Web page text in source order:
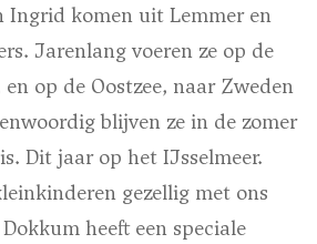
Ingrid komen uit Lemmer en
Jarenlang voeren ze op de
op de Oostzee, naar Zweden
blijven ze in de zomer
Dit jaar op het IJsselmeer.
gezellig met ons
heeft een speciale